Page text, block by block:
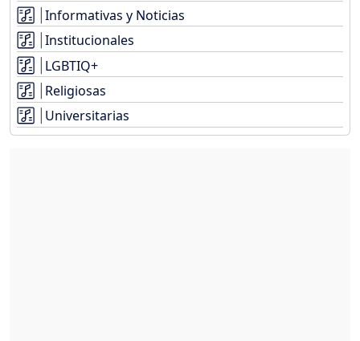
Informativas y Noticias
Institucionales
LGBTIQ+
Religiosas
Universitarias